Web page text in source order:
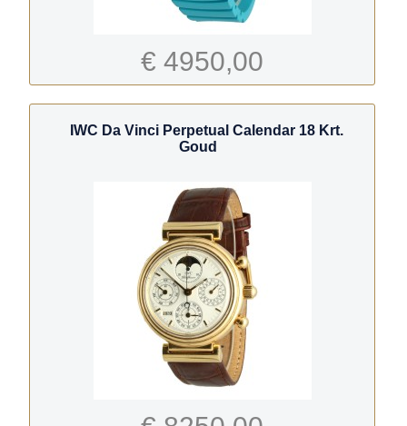
€ 4950,00
IWC Da Vinci Perpetual Calendar 18 Krt.
Goud